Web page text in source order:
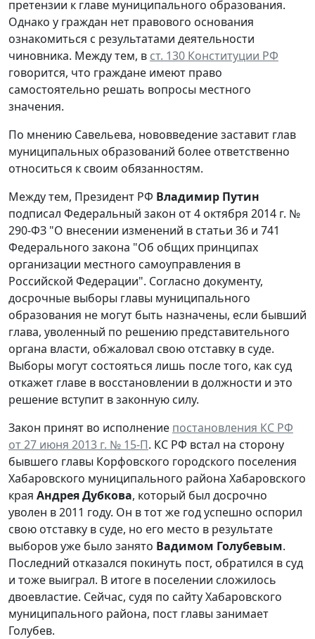
претензии к главе муниципального образования.
Однако у граждан нет правового основания
ознакомиться с результатами деятельности
чиновника. Между тем, в ст. 130 Конституции РФ
говорится, что граждане имеют право
самостоятельно решать вопросы местного
значения.
По мнению Савельева, нововведение заставит глав
муниципальных образований более ответственно
относиться к своим обязанностям.
Между тем, Президент РФ Владимир Путин
подписал Федеральный закон от 4 октября 2014 г. №
290-ФЗ "О внесении изменений в статьи 36 и 741
Федерального закона "Об общих принципах
организации местного самоуправления в
Российской Федерации". Согласно документу,
досрочные выборы главы муниципального
образования не могут быть назначены, если бывший
глава, уволенный по решению представительного
органа власти, обжаловал свою отставку в суде.
Выборы могут состояться лишь после того, как суд
откажет главе в восстановлении в должности и это
решение вступит в законную силу.
Закон принят во исполнение постановления КС РФ
от 27 июня 2013 г. № 15-П. КС РФ встал на сторону
бывшего главы Корфовского городского поселения
Хабаровского муниципального района Хабаровского
края Андрея Дубкова, который был досрочно
уволен в 2011 году. Он в тот же год успешно оспорил
свою отставку в суде, но его место в результате
выборов уже было занято Вадимом Голубевым.
Последний отказался покинуть пост, обратился в суд
и тоже выиграл. В итоге в поселении сложилось
двоевластие. Сейчас, судя по сайту Хабаровского
муниципального района, пост главы занимает
Голубев.